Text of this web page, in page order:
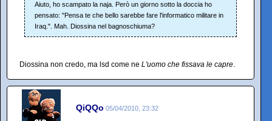
Aiuto, ho scampato la naja. Però un giorno sotto la doccia ho
pensato: "Pensa te che bello sarebbe fare l'informatico militare in
Iraq.". Mah. Diossina nel bagnoschiuma?
Diossina non credo, ma lsd come ne L'uomo che fissava le capre.
QiQQo 05/04/2010, 23:32